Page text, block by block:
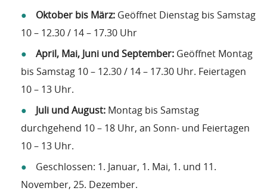
Oktober bis März: Geöffnet Dienstag bis Samstag
10 – 12.30 / 14 – 17.30 Uhr
April, Mai, Juni und September: Geöffnet Montag
bis Samstag 10 – 12.30 / 14 – 17.30 Uhr. Feiertagen
10 – 13 Uhr.
Juli und August: Montag bis Samstag
durchgehend 10 – 18 Uhr, an Sonn- und Feiertagen
10 – 13 Uhr.
Geschlossen: 1. Januar, 1. Mai, 1. und 11.
November, 25. Dezember.